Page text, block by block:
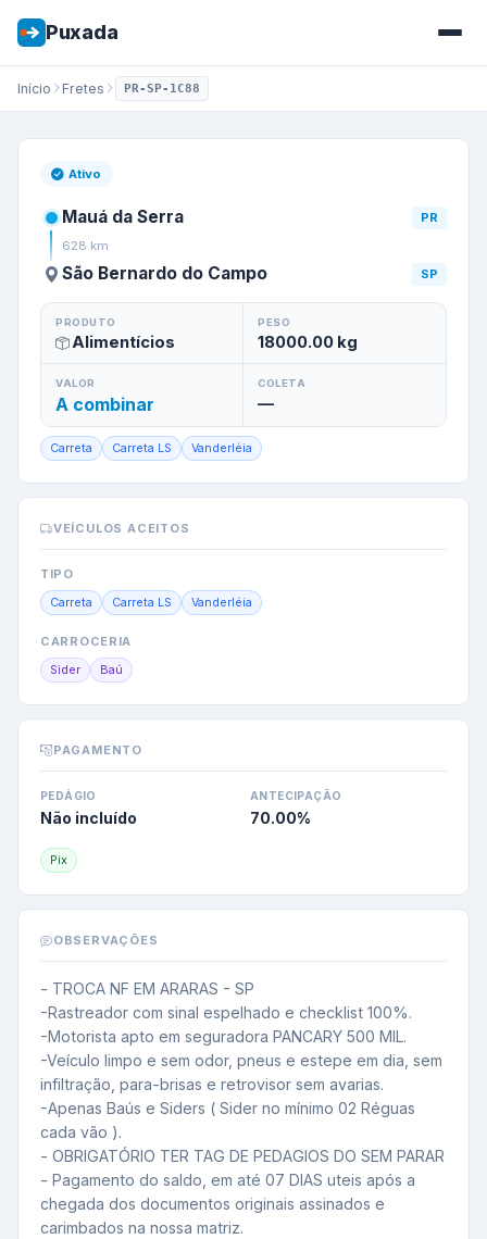
Puxada
Início Fretes PR-SP-1C88
Frete de
Ativo
Mauá da Serra
PR
628 km
São Bernardo do Campo SP
PRODUTO
Alimentícios
PESO
18000.00 kg
VALOR
A combinar
COLETA
—
Carreta Carreta LS Vanderléia
VEÍCULOS ACEITOS
TIPO
Carreta Carreta LS Vanderléia
CARROCERIA
Sider Baú
PAGAMENTO
PEDÁGIO
Não incluído
ANTECIPAÇÃO
70.00%
Pix
OBSERVAÇÕES
- TROCA NF EM ARARAS - SP
-Rastreador com sinal espelhado e checklist 100%.
-Motorista apto em seguradora PANCARY 500 MIL.
-Veículo limpo e sem odor, pneus e estepe em dia, sem
infiltração, para-brisas e retrovisor sem avarias.
-Apenas Baús e Siders ( Sider no mínimo 02 Réguas
cada vão ).
- OBRIGATÓRIO TER TAG DE PEDAGIOS DO SEM PARAR
- Pagamento do saldo, em até 07 DIAS uteis após a
chegada dos documentos originais assinados e
carimbados na nossa matriz.